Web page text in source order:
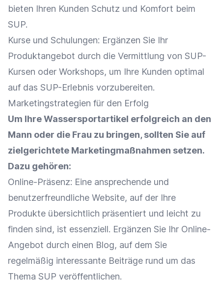
bieten Ihren Kunden Schutz und Komfort beim
SUP.
Kurse und Schulungen: Ergänzen Sie Ihr
Produktangebot durch die Vermittlung von SUP-
Kursen oder Workshops, um Ihre Kunden optimal
auf das SUP-Erlebnis vorzubereiten.
Marketingstrategien für den Erfolg
Um Ihre Wassersportartikel erfolgreich an den
Mann oder die Frau zu bringen, sollten Sie auf
zielgerichtete Marketingmaßnahmen setzen.
Dazu gehören:
Online-Präsenz: Eine ansprechende und
benutzerfreundliche Website, auf der Ihre
Produkte übersichtlich präsentiert und leicht zu
finden sind, ist essenziell. Ergänzen Sie Ihr Online-
Angebot durch einen Blog, auf dem Sie
regelmäßig interessante Beiträge rund um das
Thema SUP veröffentlichen.